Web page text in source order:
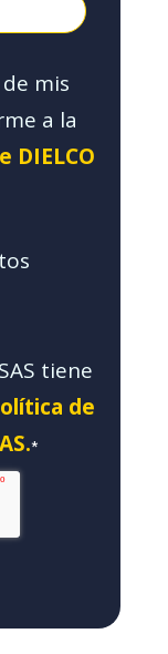
mis
a la
DIELCO
tiene
de
*